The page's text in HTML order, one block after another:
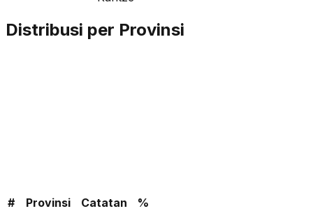
Distribusi per Provinsi
# Provinsi Catatan
%